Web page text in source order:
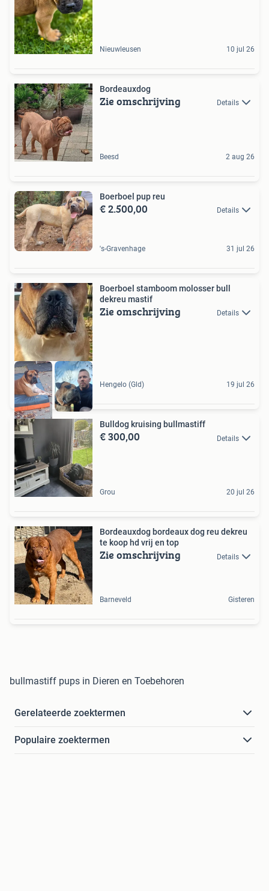
Nieuwleusen 10 jul 26
Bordeauxdog
Zie omschrijving Details
Beesd 2 aug 26
Boerboel pup reu
€ 2.500,00 Details
's-Gravenhage 31 jul 26
Boerboel stamboom molosser bull
dekreu mastif
Zie omschrijving Details
Hengelo (Gld) 19 jul 26
Bulldog kruising bullmastiff
€ 300,00 Details
Grou 20 jul 26
Bordeauxdog bordeaux dog reu dekreu
te koop hd vrij en top
Zie omschrijving Details
Barneveld Gisteren
bullmastiff pups in Dieren en Toebehoren
Gerelateerde zoektermen
Populaire zoektermen